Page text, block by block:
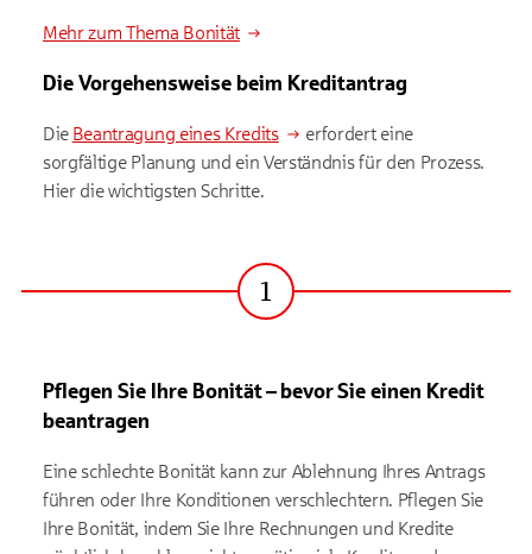
Mehr zum Thema Bonität
Die Vorgehensweise beim Kreditantrag
Die Beantragung eines Kredits
erfordert eine
sorgfältige Planung und ein Verständnis für den Prozess.
Hier die wichtigsten Schritte.
Schritt
1
Pflegen Sie Ihre Bonität – bevor Sie einen Kredit
beantragen
Eine schlechte Bonität kann zur Ablehnung Ihres Antrags
führen oder Ihre Konditionen verschlechtern. Pflegen Sie
Ihre Bonität, indem Sie Ihre Rechnungen und Kredite